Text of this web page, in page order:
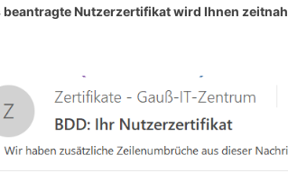
beantragte Nutzerzertifikat wird Ihnen